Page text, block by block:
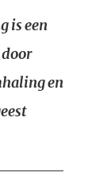
is een
en